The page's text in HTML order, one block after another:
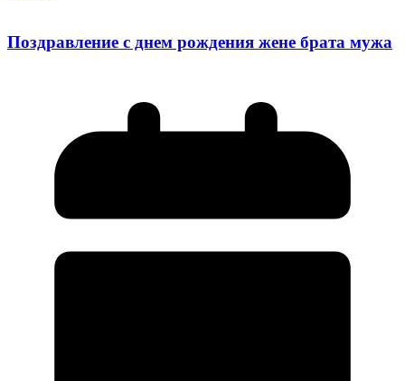
Поздравление с днем рождения жене брата мужа